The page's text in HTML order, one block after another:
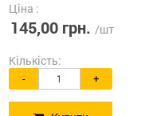
Ціна :
145,00 грн. /шт
Кількість:
- +